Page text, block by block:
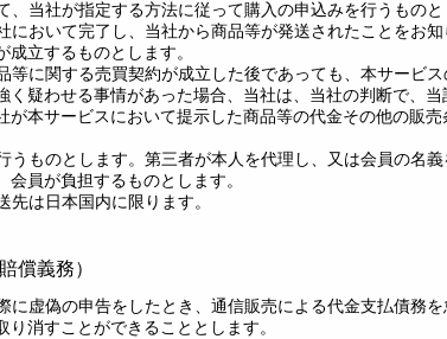
、当社が指定する方法に従って購入の申込みを行うものと
において完了し、当社から商品等が発送されたことをお
立するものとします。
等に関する売買契約が成立した後であっても、本サー
く疑わせる事情があった場合、当社は、当社の判断で、
が本サービスにおいて提示した商品等の代金その他の販
うものとします。第三者が本人を代理し、又は会員の名
員が負担するものとします。
は日本国内に限ります。
償義務）
に虚偽の申告をしたとき、通信販売による代金支払債務
消すことができることとします。